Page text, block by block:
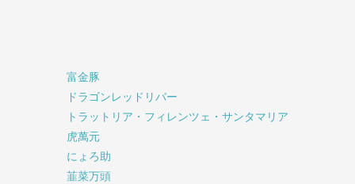
富金豚
ドラゴンレッドリバー
トラットリア・フィレンツェ・サンタマリア
虎萬元
にょろ助
韮菜万頭